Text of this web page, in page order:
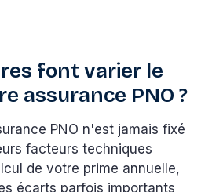
font varier le
assurance PNO ?
PNO n'est jamais fixé
facteurs techniques
de votre prime annuelle,
écarts parfois importants